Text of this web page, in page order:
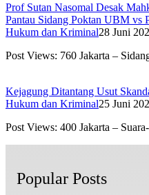
Prof Sutan Nasomal Desak
Pantau Sidang Poktan UBM vs
Hukum dan Kriminal28 Juni
Post Views: 760 Jakarta –
Kejagung Ditantang Usut
Hukum dan Kriminal25 Juni
Post Views: 400 Jakarta –
Popular Posts